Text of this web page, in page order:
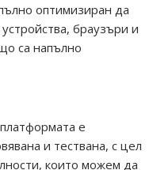
оптимизиран да
браузъри и
са напълно
е
и тествана, с цел
които можем да